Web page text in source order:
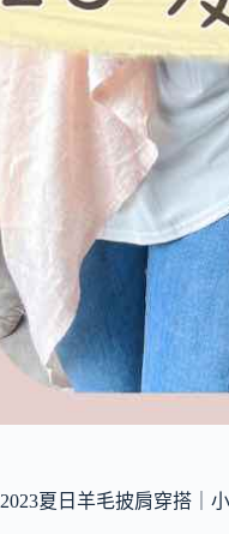
2023夏日羊毛披肩穿搭｜